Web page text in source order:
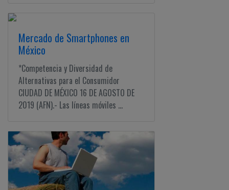
Mercado de Smartphones en
México
*Competencia y Diversidad de
Alternativas para el Consumidor
CIUDAD DE MÉXICO 16 DE AGOSTO DE
2019 (AFN).- Las líneas móviles ...